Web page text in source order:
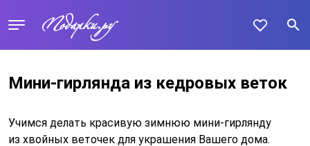
Мини-гирлянда из кедровых веток
Учимся делать красивую зимнюю мини-гирлянду
из хвойных веточек для украшения Вашего дома.